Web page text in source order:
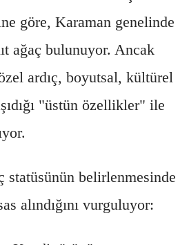
göre, Karaman genelinde
ağaç bulunuyor. Ancak
ardıç, boyutsal, kültürel
"üstün özellikler" ile
statüsünün belirlenmesinde
alındığını vurguluyor: